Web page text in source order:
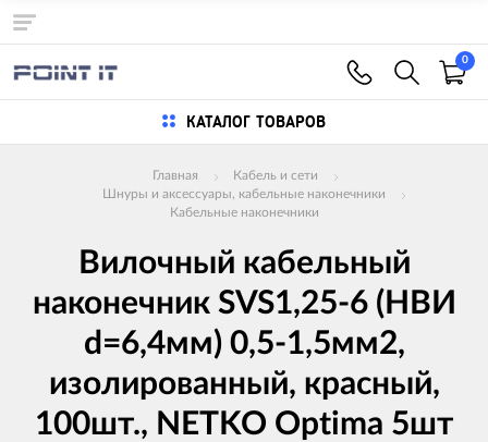
0
КАТАЛОГ ТОВАРОВ
Главная
Кабель и сети
Шнуры и аксессуары, кабельные наконечники
Кабельные наконечники
Вилочный кабельный
наконечник SVS1,25-6 (НВИ
d=6,4мм) 0,5-1,5мм2,
изолированный, красный,
100шт., NETKO Optima 5шт